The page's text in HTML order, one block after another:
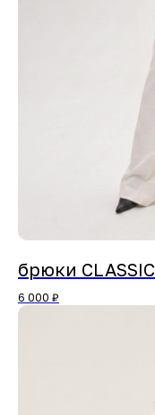
брюки CLASSIC
6 000 ₽